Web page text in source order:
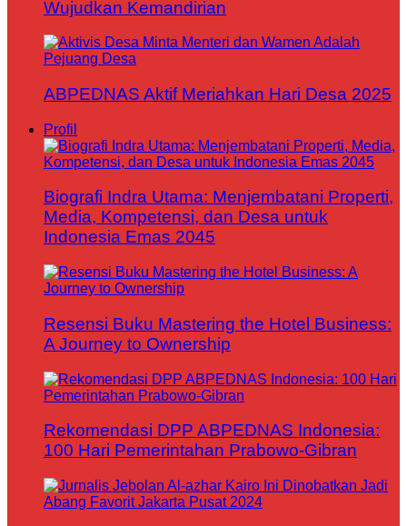
Wujudkan Kemandirian
ABPEDNAS Aktif Meriahkan Hari Desa 2025
Profil
Biografi Indra Utama: Menjembatani Properti,
Media, Kompetensi, dan Desa untuk
Indonesia Emas 2045
Resensi Buku Mastering the Hotel Business:
A Journey to Ownership
Rekomendasi DPP ABPEDNAS Indonesia:
100 Hari Pemerintahan Prabowo-Gibran